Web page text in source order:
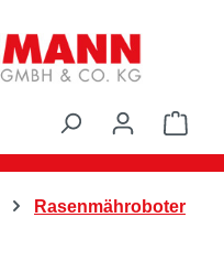
Rasenmähroboter